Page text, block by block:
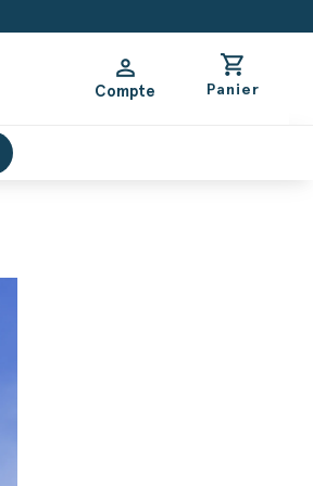
person
Compte
shopping_cart
Panier